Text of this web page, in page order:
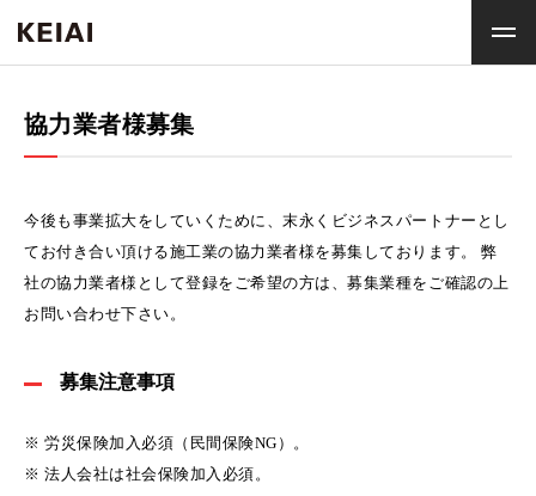
協力業者様募集
今後も事業拡大をしていくために、末永くビジネスパートナーとし
てお付き合い頂ける施工業の協力業者様を募集しております。 弊
社の協力業者様として登録をご希望の方は、募集業種をご確認の上
お問い合わせ下さい。
募集注意事項
※ 労災保険加入必須（民間保険NG）。
※ 法人会社は社会保険加入必須。